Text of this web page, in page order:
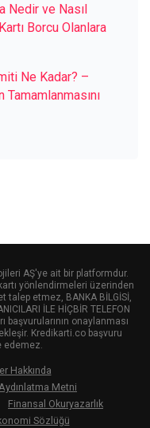
Nedir ve Nasıl
Borcu Olanlara
Ne Kadar? –
AŞ'ye ait bir platformdur.
yönlendirmeleri üzerinden
etmez, BANKA BİLGİSİ,
İLE HİÇBİR TELEFON
başvurularının onaylanması
Kredikarti.co başvuru
edemez.
Hakkında
Metni
Finansal Okuryazarlık
Sözlüğü